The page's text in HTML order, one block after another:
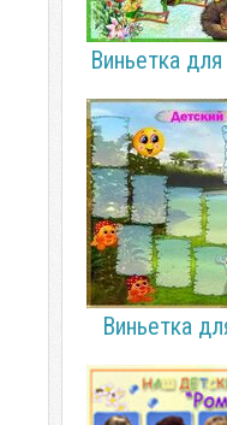
Виньетка
Виньетка